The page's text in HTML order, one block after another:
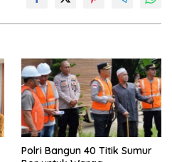
Polri Bangun 40 Titik Sumur